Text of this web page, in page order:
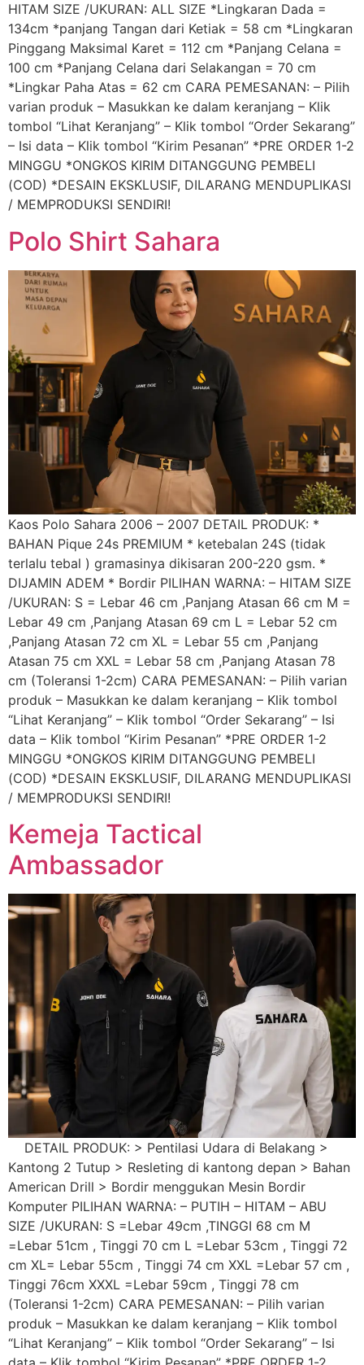
HITAM SIZE /UKURAN: ALL SIZE *Lingkaran Dada =
134cm *panjang Tangan dari Ketiak = 58 cm *Lingkaran
Pinggang Maksimal Karet = 112 cm *Panjang Celana =
100 cm *Panjang Celana dari Selakangan = 70 cm
*Lingkar Paha Atas = 62 cm CARA PEMESANAN: – Pilih
varian produk – Masukkan ke dalam keranjang – Klik
tombol “Lihat Keranjang” – Klik tombol “Order Sekarang”
– Isi data – Klik tombol “Kirim Pesanan” *PRE ORDER 1-2
MINGGU *ONGKOS KIRIM DITANGGUNG PEMBELI
(COD) *DESAIN EKSKLUSIF, DILARANG MENDUPLIKASI
/ MEMPRODUKSI SENDIRI!
Polo Shirt Sahara
Kaos Polo Sahara 2006 – 2007 DETAIL PRODUK: *
BAHAN Pique 24s PREMIUM * ketebalan 24S (tidak
terlalu tebal ) gramasinya dikisaran 200-220 gsm. *
DIJAMIN ADEM * Bordir PILIHAN WARNA: – HITAM SIZE
/UKURAN: S = Lebar 46 cm ,Panjang Atasan 66 cm M =
Lebar 49 cm ,Panjang Atasan 69 cm L = Lebar 52 cm
,Panjang Atasan 72 cm XL = Lebar 55 cm ,Panjang
Atasan 75 cm XXL = Lebar 58 cm ,Panjang Atasan 78
cm (Toleransi 1-2cm) CARA PEMESANAN: – Pilih varian
produk – Masukkan ke dalam keranjang – Klik tombol
“Lihat Keranjang” – Klik tombol “Order Sekarang” – Isi
data – Klik tombol “Kirim Pesanan” *PRE ORDER 1-2
MINGGU *ONGKOS KIRIM DITANGGUNG PEMBELI
(COD) *DESAIN EKSKLUSIF, DILARANG MENDUPLIKASI
/ MEMPRODUKSI SENDIRI!
Kemeja Tactical
Ambassador
DETAIL PRODUK: > Pentilasi Udara di Belakang >
Kantong 2 Tutup > Resleting di kantong depan > Bahan
American Drill > Bordir menggukan Mesin Bordir
Komputer PILIHAN WARNA: – PUTIH – HITAM – ABU
SIZE /UKURAN: S =Lebar 49cm ,TINGGI 68 cm M
=Lebar 51cm , Tinggi 70 cm L =Lebar 53cm , Tinggi 72
cm XL= Lebar 55cm , Tinggi 74 cm XXL =Lebar 57 cm ,
Tinggi 76cm XXXL =Lebar 59cm , Tinggi 78 cm
(Toleransi 1-2cm) CARA PEMESANAN: – Pilih varian
produk – Masukkan ke dalam keranjang – Klik tombol
“Lihat Keranjang” – Klik tombol “Order Sekarang” – Isi